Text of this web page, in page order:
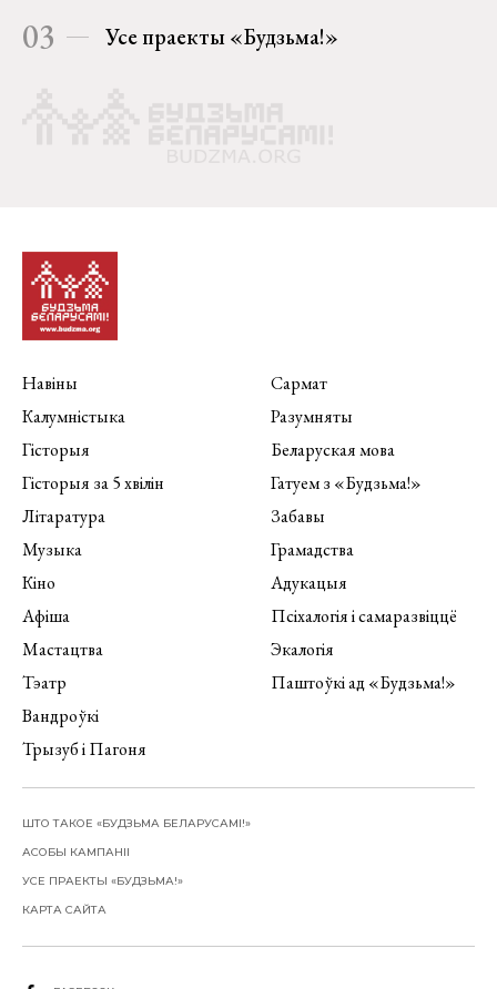
03 Усе праекты «Будзьма!»
Навіны
Калумністыка
Гісторыя
Гісторыя за 5 хвілін
Літаратура
Музыка
Кіно
Афіша
Мастацтва
Тэатр
Вандроўкі
Трызуб і Пагоня
Сармат
Разумняты
Беларуская мова
Гатуем з «Будзьма!»
Забавы
Грамадства
Адукацыя
Псіхалогія і самаразвіццё
Экалогія
Паштоўкі ад «Будзьма!»
ШТО ТАКОЕ «БУДЗЬМА БЕЛАРУСАМІ!»
АСОБЫ КАМПАНІІ
УСЕ ПРАЕКТЫ «БУДЗЬМА!»
КАРТА САЙТА